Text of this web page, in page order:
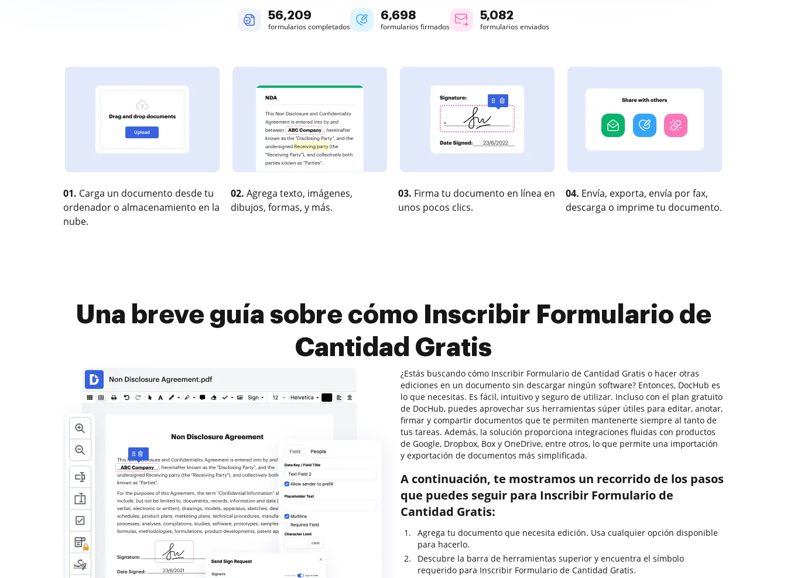
56,210
formularios completados
6,698
formularios firmados
5,082
formularios enviados
01. Carga un documento desde tu
ordenador o almacenamiento en la
nube.
02. Agrega texto, imágenes,
dibujos, formas, y más.
03. Firma tu documento en línea en
unos pocos clics.
04. Envía, exporta, envía por fax,
descarga o imprime tu documento.
Una breve guía sobre cómo Inscribir Formulario de
Cantidad Gratis
¿Estás buscando cómo Inscribir Formulario de Cantidad Gratis o hacer otras
ediciones en un documento sin descargar ningún software? Entonces, DocHub es
lo que necesitas. Es fácil, intuitivo y seguro de utilizar. Incluso con el plan gratuito
de DocHub, puedes aprovechar sus herramientas súper útiles para editar, anotar,
firmar y compartir documentos que te permiten mantenerte siempre al tanto de
tus tareas. Además, la solución proporciona integraciones fluidas con productos
de Google, Dropbox, Box y OneDrive, entre otros, lo que permite una importación
y exportación de documentos más simplificada.
A continuación, te mostramos un recorrido de los pasos
que puedes seguir para Inscribir Formulario de
Cantidad Gratis:
Agrega tu documento que necesita edición. Usa cualquier opción disponible
para hacerlo.
Descubre la barra de herramientas superior y encuentra el símbolo
requerido para Inscribir Formulario de Cantidad Gratis.